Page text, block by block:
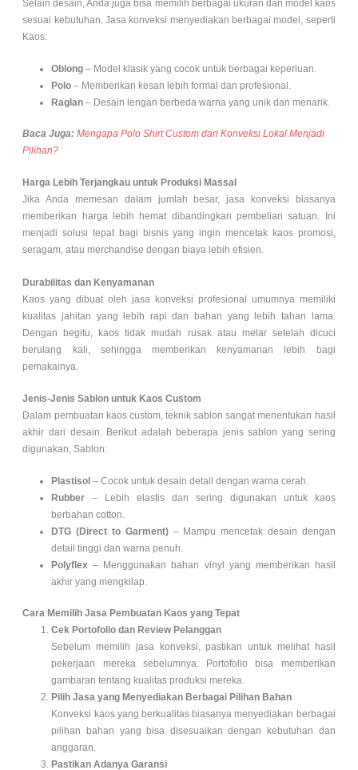
Selain desain, Anda juga bisa memilih berbagai ukuran dan model kaos
sesuai kebutuhan. Jasa konveksi menyediakan berbagai model, seperti
Kaos:
Oblong – Model klasik yang cocok untuk berbagai keperluan.
Polo – Memberikan kesan lebih formal dan profesional.
Raglan – Desain lengan berbeda warna yang unik dan menarik.
Baca Juga: Mengapa Polo Shirt Custom dari Konveksi Lokal Menjadi
Pilihan?
Harga Lebih Terjangkau untuk Produksi Massal
Jika Anda memesan dalam jumlah besar, jasa konveksi biasanya
memberikan harga lebih hemat dibandingkan pembelian satuan. Ini
menjadi solusi tepat bagi bisnis yang ingin mencetak kaos promosi,
seragam, atau merchandise dengan biaya lebih efisien.
Durabilitas dan Kenyamanan
Kaos yang dibuat oleh jasa konveksi profesional umumnya memiliki
kualitas jahitan yang lebih rapi dan bahan yang lebih tahan lama.
Dengan begitu, kaos tidak mudah rusak atau melar setelah dicuci
berulang kali, sehingga memberikan kenyamanan lebih bagi
pemakainya.
Jenis-Jenis Sablon untuk Kaos Custom
Dalam pembuatan kaos custom, teknik sablon sangat menentukan hasil
akhir dari desain. Berikut adalah beberapa jenis sablon yang sering
digunakan, Sablon:
Plastisol – Cocok untuk desain detail dengan warna cerah.
Rubber – Lebih elastis dan sering digunakan untuk kaos
berbahan cotton.
DTG (Direct to Garment)– Mampu mencetak desain dengan
detail tinggi dan warna penuh.
Polyflex – Menggunakan bahan vinyl yang memberikan hasil
akhir yang mengkilap.
Cara Memilih Jasa Pembuatan Kaos yang Tepat
Cek Portofolio dan Review Pelanggan
Sebelum memilih jasa konveksi, pastikan untuk melihat hasil
pekerjaan mereka sebelumnya. Portofolio bisa memberikan
gambaran tentang kualitas produksi mereka.
Pilih Jasa yang Menyediakan Berbagai Pilihan Bahan
Konveksi kaos yang berkualitas biasanya menyediakan berbagai
pilihan bahan yang bisa disesuaikan dengan kebutuhan dan
anggaran.
Pastikan Adanya Garansi